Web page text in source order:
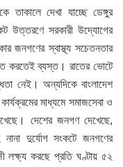
তাকালে দেখা যাচ্ছে ডেঙ্গুর
উত্তরণে সরকারী উদ্যোগের
জনগণের স্বাস্থ্য সচেতনতার
করতেই ব্যস্ত। রাতের ভোটে
নেই। অন্যদিকে বাংলাদেশ
মাধ্যমে সমাজসেবা ও
দেশের জনগণ দেখেছে,
নানা দুর্যোগ সংকটে জনগণের
লক্ষ্য করছে প্রতি ঘণ্টায় ৫২